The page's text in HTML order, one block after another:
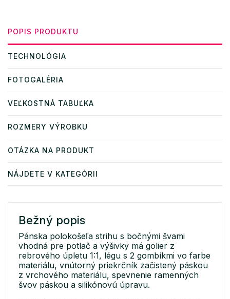
POPIS PRODUKTU
TECHNOLÓGIA
FOTOGALÉRIA
VEĽKOSTNÁ TABUĽKA
ROZMERY VÝROBKU
OTÁZKA NA PRODUKT
NÁJDETE V KATEGÓRII
Bežný popis
Pánska polokošeľa strihu s bočnými švami
vhodná pre potlač a výšivky má golier z
rebrového úpletu 1:1, légu s 2 gombíkmi vo farbe
materiálu, vnútorný priekrčník začistený páskou
z vrchového materiálu, spevnenie ramenných
švov páskou a silikónovú úpravu.